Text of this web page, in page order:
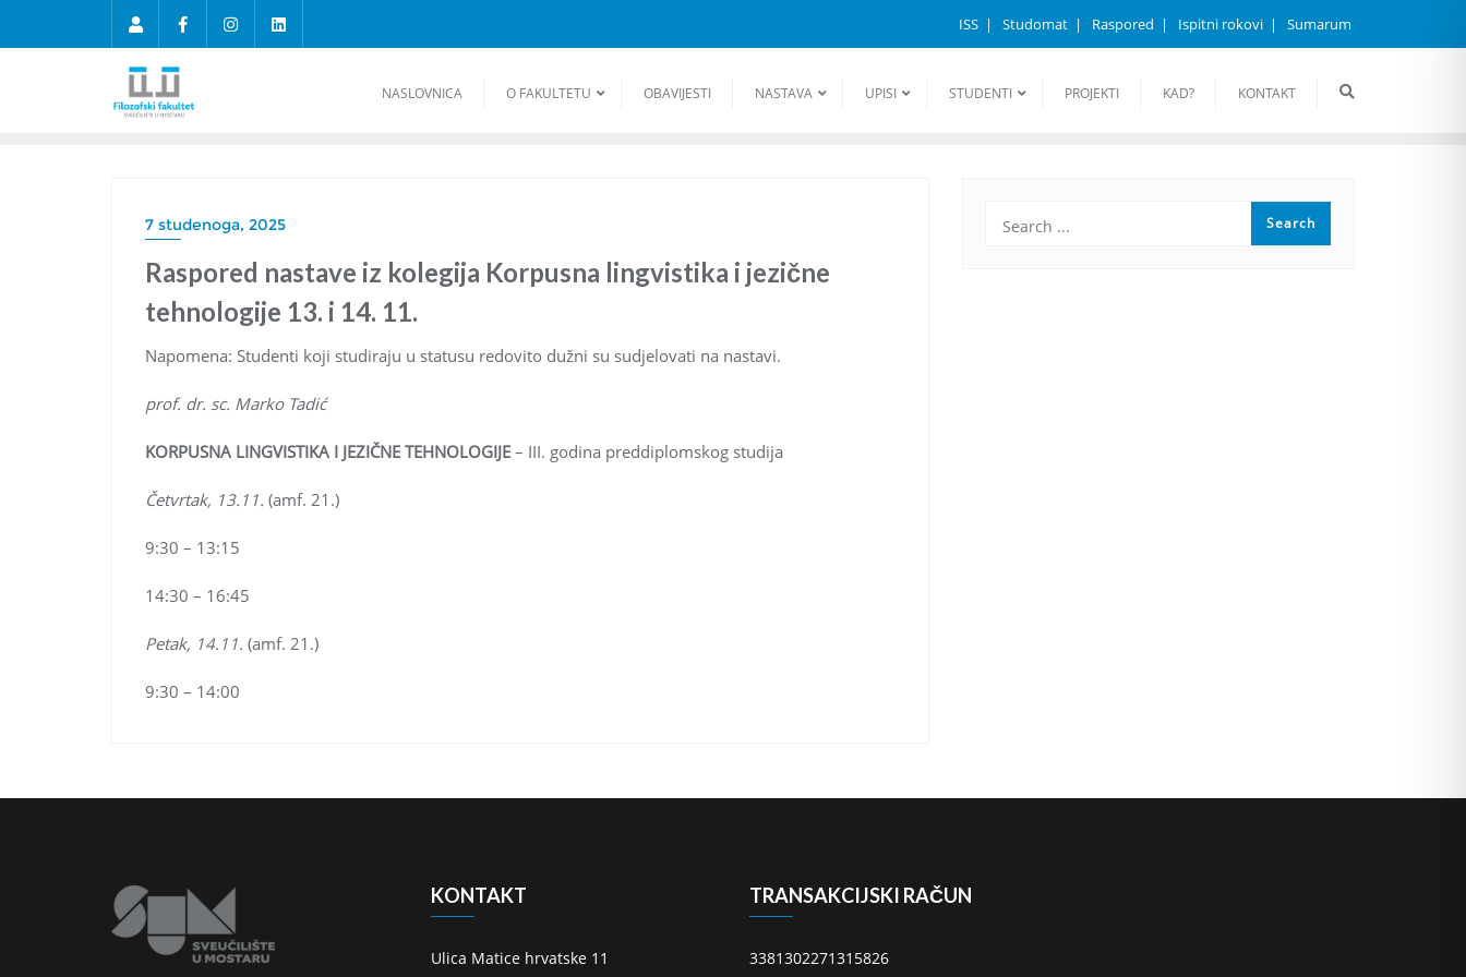
ISS Studomat Raspored Ispitni rokovi Sumarum
NASLOVNICA O FAKULTETU OBAVIJESTI NASTAVA UPISI STUDENTI PROJEKTI KAD? KONTAKT
7 studenoga, 2025
Raspored nastave iz kolegija Korpusna lingvistika i jezične
tehnologije 13. i 14. 11.
Napomena: Studenti koji studiraju u statusu redovito dužni su sudjelovati na nastavi.
prof. dr. sc. Marko Tadić
KORPUSNA LINGVISTIKA I JEZIČNE TEHNOLOGIJE – III. godina preddiplomskog studija
Četvrtak, 13.11. (amf. 21.)
9:30 – 13:15
14:30 – 16:45
Petak, 14.11. (amf. 21.)
9:30 – 14:00
KONTAKT
Ulica Matice hrvatske 11
TRANSAKCIJSKI RAČUN
3381302271315826